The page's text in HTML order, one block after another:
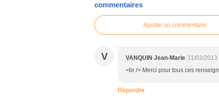
commentaires
Ajouter un commentaire
V VANQUIN Jean-Marie 31/03/2013
<br /> Merci pour tous ces
Répondre